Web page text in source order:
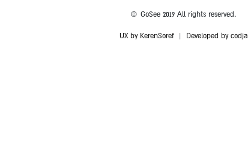
© GoSee 2019 All rights reserved.
UX by KerenSoref| Developed by codja